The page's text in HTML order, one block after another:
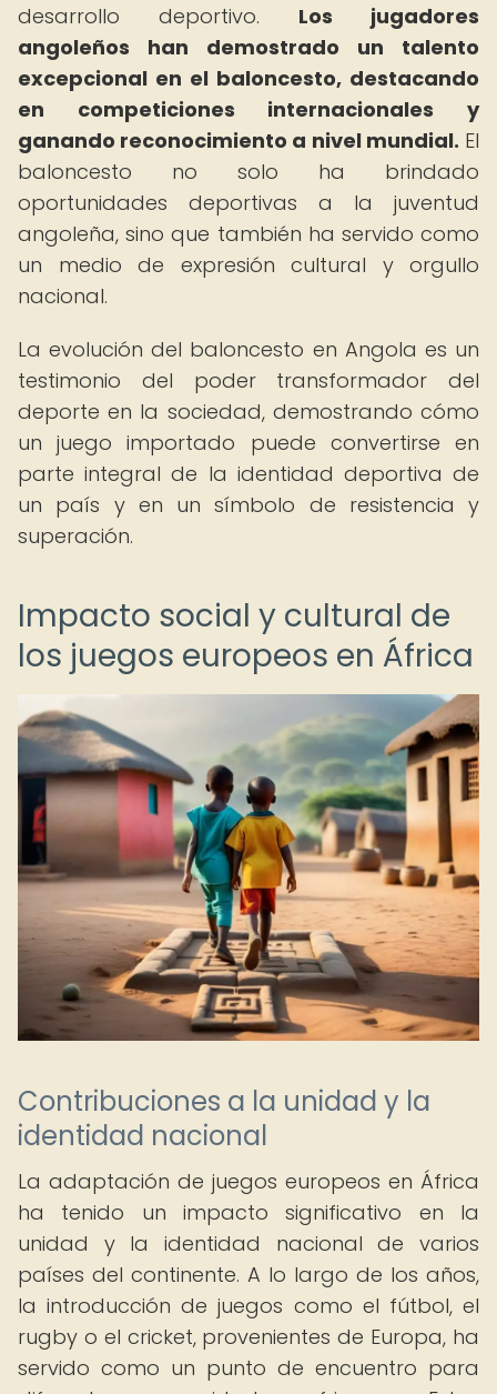
desarrollo deportivo. Los jugadores
angoleños han demostrado un talento
excepcional en el baloncesto, destacando
en competiciones internacionales y
ganando reconocimiento a nivel mundial. El
baloncesto no solo ha brindado
oportunidades deportivas a la juventud
angoleña, sino que también ha servido como
un medio de expresión cultural y orgullo
nacional.
La evolución del baloncesto en Angola es un
testimonio del poder transformador del
deporte en la sociedad, demostrando cómo
un juego importado puede convertirse en
parte integral de la identidad deportiva de
un país y en un símbolo de resistencia y
superación.
Impacto social y cultural de
los juegos europeos en África
Contribuciones a la unidad y la
identidad nacional
La adaptación de juegos europeos en África
ha tenido un impacto significativo en la
unidad y la identidad nacional de varios
países del continente. A lo largo de los años,
la introducción de juegos como el fútbol, el
rugby o el cricket, provenientes de Europa, ha
servido como un punto de encuentro para